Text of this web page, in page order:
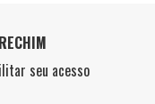
seu acesso